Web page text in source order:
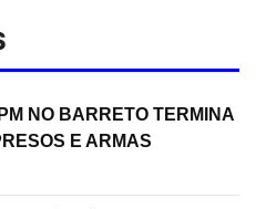
NO BARRETO TERMINA
E ARMAS